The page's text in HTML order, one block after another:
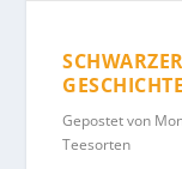
Gepostet von
Teesorten